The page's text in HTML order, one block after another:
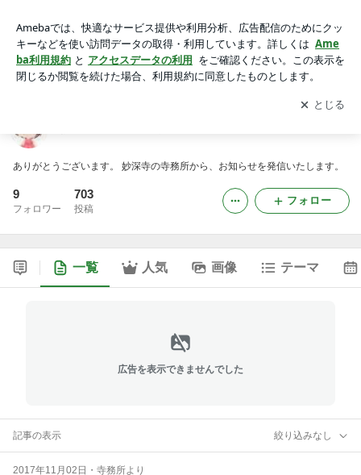
アプリをダウンロードして ブログの更新通知
を受け取りまし
ょう。
開く
ありがとうございます。 妙深寺の寺務所から、お知らせを発信いたします。
9
フォロワー
703
投稿
フォロー
一覧 人気 画像 テーマ
広告を表示できませんでした
記事の表示 絞り込みなし
2017年11月02日 ・ 寺務所より